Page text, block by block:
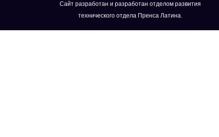
Сайт разработан и разработан отделом развития
технического отдела Пренса Латина.